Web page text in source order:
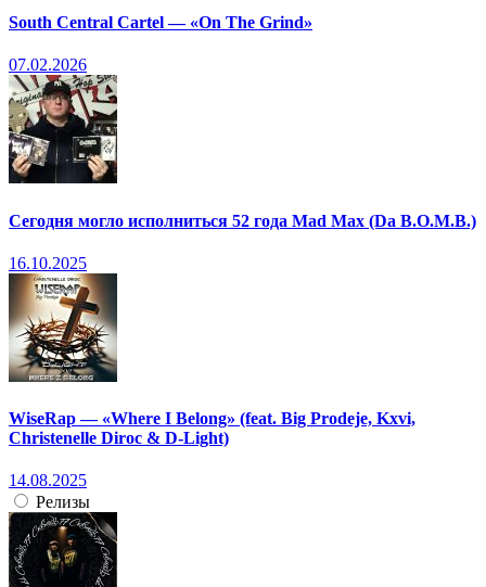
South Central Cartel — «On The Grind»
07.02.2026
Сегодня могло исполниться 52 года Mad Max (Da B.O.M.B.)
16.10.2025
WiseRap — «Where I Belong» (feat. Big Prodeje, Kxvi,
Christenelle Diroc & D-Light)
14.08.2025
Релизы